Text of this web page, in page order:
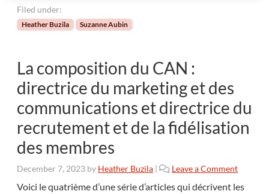
Filed under:
Heather Buzila Suzanne Aubin
La composition du CAN :
directrice du marketing et des
communications et directrice du
recrutement et de la fidélisation
des membres
December 7, 2023 by Heather Buzila | Leave a Comment
Voici le quatrième d’une série d’articles qui décrivent les